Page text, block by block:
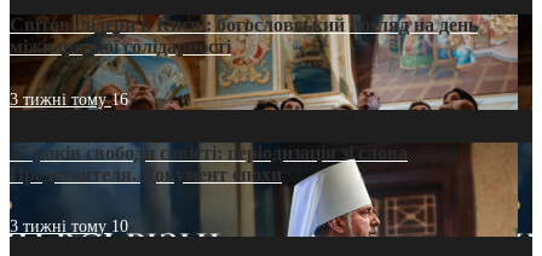
Світові лідери в Києві: богословський погляд на день
міжнародної солідарності
3 тижні тому16
35 років свободи совісті: періодизація зі слова
Предстоятеля. Документ епохи
3 тижні тому 10